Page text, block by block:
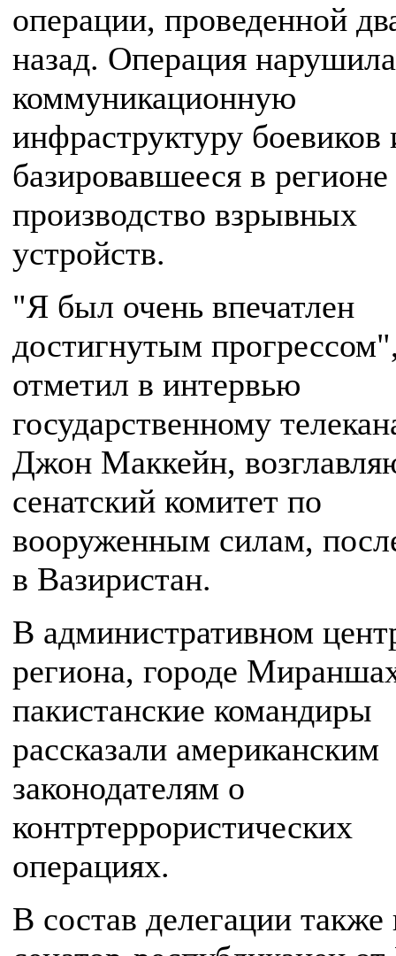
операции, проведенной
назад. Операция нарушила
коммуникационную
инфраструктуру боевиков
базировавшееся в регионе
производство взрывных
устройств.
"Я был очень впечатлен
достигнутым
отметил в интервью
государственному
Джон Маккейн,
сенатский комитет по
вооруженным силам,
в Вазиристан.
В административном
региона, городе
пакистанские командиры
рассказали американским
законодателям о
контртеррористических
операциях.
В состав делегации